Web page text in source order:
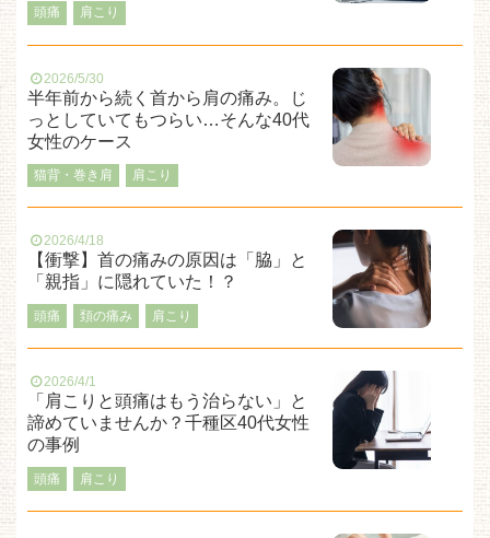
頭痛 肩こり
2026/5/30
半年前から続く首から肩の痛み。じ
っとしていてもつらい…そんな40代
女性のケース
猫背・巻き肩 肩こり
2026/4/18
【衝撃】首の痛みの原因は「脇」と
「親指」に隠れていた！？
頭痛 頚の痛み 肩こり
2026/4/1
「肩こりと頭痛はもう治らない」と
諦めていませんか？千種区40代女性
の事例
頭痛 肩こり